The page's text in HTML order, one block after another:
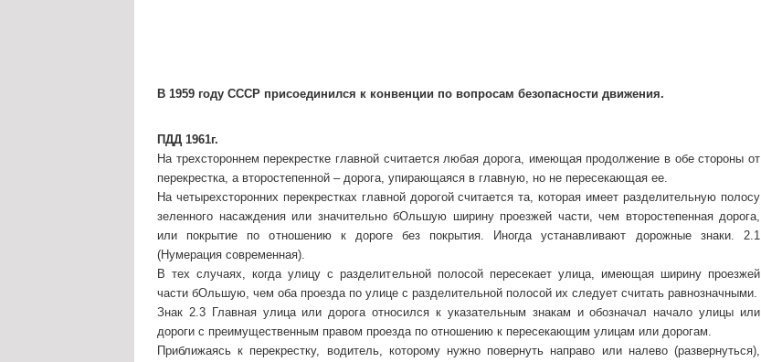
В 1959 году СССР присоединился к конвенции по вопросам безопасности движения.
ПДД 1961г.
На трехстороннем перекрестке главной считается любая дорога, имеющая продолжение в обе стороны от
перекрестка, а второстепенной – дорога, упирающаяся в главную, но не пересекающая ее.
На четырехсторонних перекрестках главной дорогой считается та, которая имеет разделительную полосу
зеленного насаждения или значительно бОльшую ширину проезжей части, чем второстепенная дорога,
или покрытие по отношению к дороге без покрытия. Иногда устанавливают дорожные знаки. 2.1
(Нумерация современная).
В тех случаях, когда улицу с разделительной полосой пересекает улица, имеющая ширину проезжей
части бОльшую, чем оба проезда по улице с разделительной полосой их следует считать равнозначными.
Знак 2.3 Главная улица или дорога относился к указательным знакам и обозначал начало улицы или
дороги с преимущественным правом проезда по отношению к пересекающим улицам или дорогам.
Приближаясь к перекрестку, водитель, которому нужно повернуть направо или налево (развернуться),